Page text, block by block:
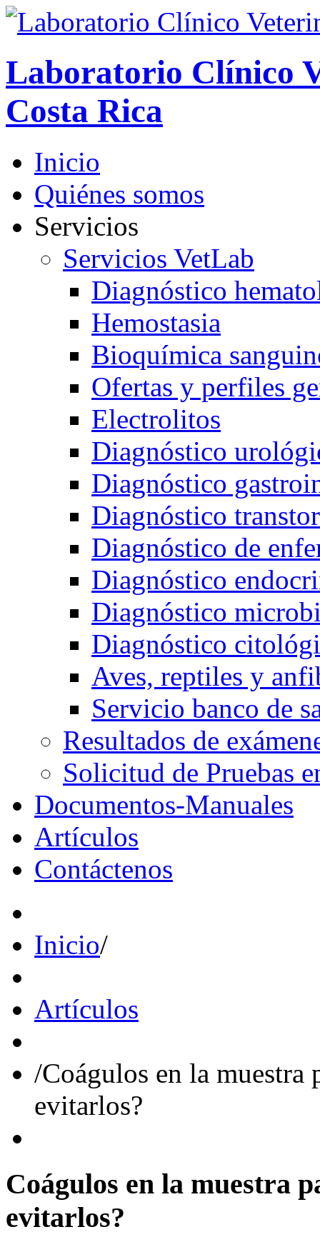
Laboratorio Clínico
Costa Rica
Inicio
Quiénes somos
Servicios
Servicios VetLab
Diagnóstico
Hemostasia
Bioquímica
Ofertas y perfiles
Electrolitos
Diagnóstico
Diagnóstico
Diagnóstico
Diagnóstico de
Diagnóstico
Diagnóstico
Diagnóstico
Aves, reptiles y
Servicio banco de
Resultados de
Solicitud de Pruebas
Documentos-Manuales
Artículos
Contáctenos
Inicio/
Artículos
/Coágulos en la muestra
evitarlos?
Coágulos en la muestra
evitarlos?